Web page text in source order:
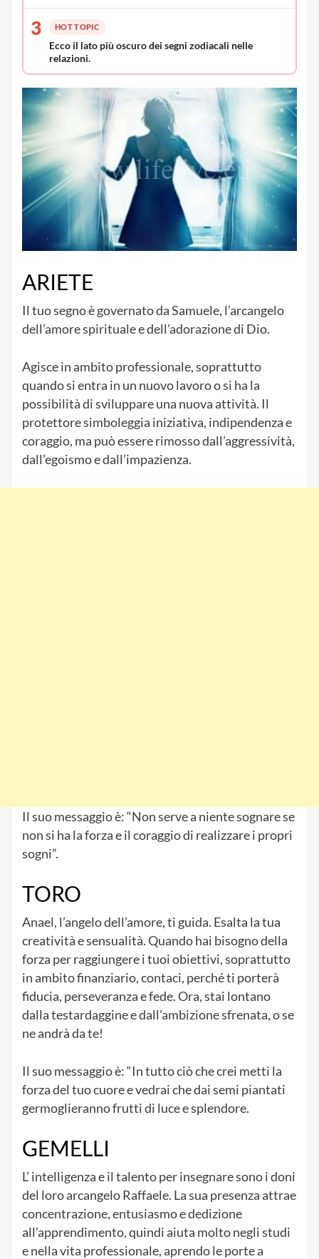
3 HOT TOPIC
Ecco il lato più oscuro dei segni zodiacali nelle
relazioni.
ARIETE
Il tuo segno è governato da Samuele, l’arcangelo
dell’amore spirituale e dell’adorazione di Dio.
Agisce in ambito professionale, soprattutto
quando si entra in un nuovo lavoro o si ha la
possibilità di sviluppare una nuova attività. Il
protettore simboleggia iniziativa, indipendenza e
coraggio, ma può essere rimosso dall’aggressività,
dall’egoismo e dall’impazienza.
Il suo messaggio è: “Non serve a niente sognare se
non si ha la forza e il coraggio di realizzare i propri
sogni”.
TORO
Anael, l’angelo dell’amore, ti guida. Esalta la tua
creatività e sensualità. Quando hai bisogno della
forza per raggiungere i tuoi obiettivi, soprattutto
in ambito finanziario, contaci, perché ti porterà
fiducia, perseveranza e fede. Ora, stai lontano
dalla testardaggine e dall’ambizione sfrenata, o se
ne andrà da te!
Il suo messaggio è: “In tutto ciò che crei metti la
forza del tuo cuore e vedrai che dai semi piantati
germoglieranno frutti di luce e splendore.
GEMELLI
L’ intelligenza e il talento per insegnare sono i doni
del loro arcangelo Raffaele. La sua presenza attrae
concentrazione, entusiasmo e dedizione
all’apprendimento, quindi aiuta molto negli studi
e nella vita professionale, aprendo le porte a